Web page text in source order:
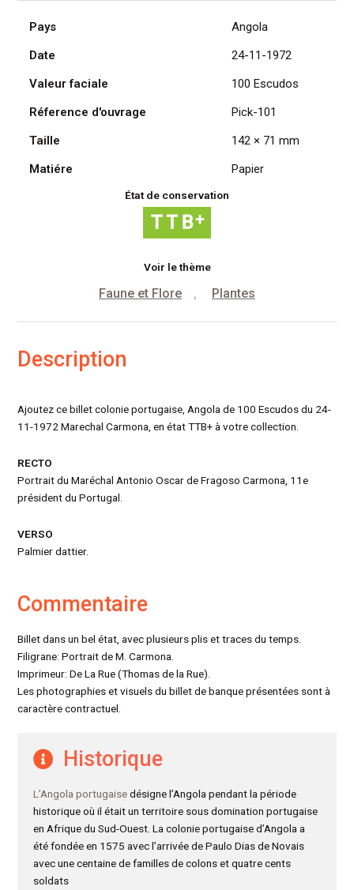
colonie
portugaise
100
24-
11-
Marechal
Pays
Angola
Date
24-11-1972
Valeur faciale
100 Escudos
Réference d'ouvrage
Pick-101
Taille
142 × 71 mm
Matiére
Papier
État de conservation
Voir le thème
Faune et Flore , Plantes
Description
Ajoutez ce billet colonie portugaise, Angola de 100 Escudos du 24-
11-1972 Marechal Carmona, en état TTB+ à votre collection.
RECTO
Portrait du Maréchal Antonio Oscar de Fragoso Carmona, 11e
président du Portugal.
VERSO
Palmier dattier.
Commentaire
Billet dans un bel état, avec plusieurs plis et traces du temps.
Filigrane: Portrait de M. Carmona.
Imprimeur: De La Rue (Thomas de la Rue).
Les photographies et visuels du billet de banque présentées sont à
caractère contractuel.
Historique
L’Angola portugaisedésigne l’Angola pendant la période
historique où il était un territoire sous domination portugaise
en Afrique du Sud-Ouest. La colonie portugaise d’Angola a
été fondée en 1575 avec l’arrivée de Paulo Dias de Novais
avec une centaine de familles de colons et quatre cents
soldats